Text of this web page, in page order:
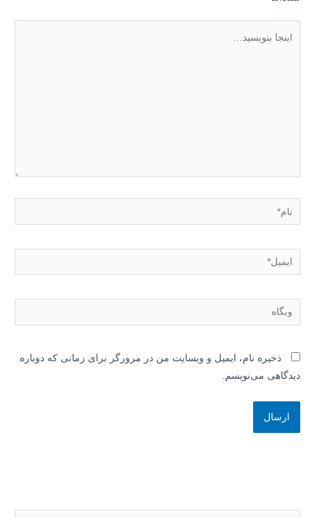
بنویسید…
نام*
ایمیل*
وبگاه
ذخیره نام، ایمیل و وبسایت من در مرورگر برای زمانی که دوباره
دیدگاهی می‌نویسم.